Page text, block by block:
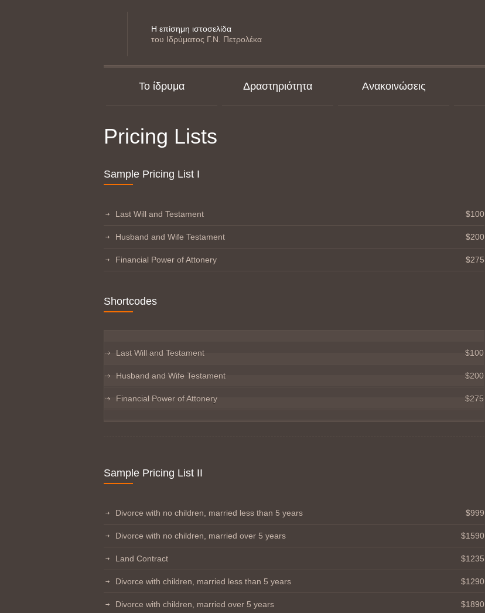
Η επίσημη ιστοσελίδα
του Ιδρύματος Γ.Ν. Πετρολέκα
Το ίδρυμα Δραστηριότητα Ανακοινώσεις
Pricing Lists
Sample Pricing List I
Last Will and Testament $100
Husband and Wife Testament $200
Financial Power of Attonery $275
Shortcodes
Last Will and Testament $100
Husband and Wife Testament $200
Financial Power of Attonery $275
Sample Pricing List II
Divorce with no children, married less than 5 years $999
Divorce with no children, married over 5 years $1590
Land Contract $1235
Divorce with children, married less than 5 years $1290
Divorce with children, married over 5 years $1890